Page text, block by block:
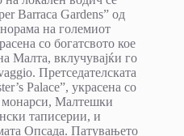
Barraca Gardens” од
на големиот
со богатсвото кое
Малта, вклучувајќи го
Претседателската
Palace”, украсена со
монарси, Малтешки
таписерии, и
Опсада. Патувањето